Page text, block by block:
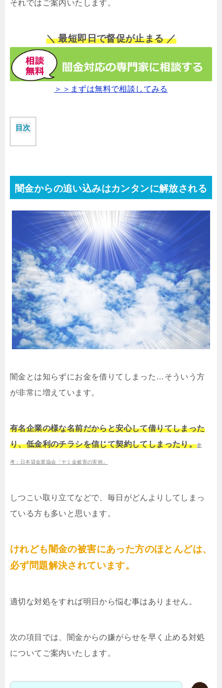
それではご案内いたします。
＼ 最短即日で督促が止まる ／
＞＞まずは無料で相談してみる
目次
闇金からの追い込みはカンタンに解放される
闇金とは知らずにお金を借りてしまった…そういう方
が非常に増えています。
有名企業の様な名前だからと安心して借りてしまった
り、低金利のチラシを信じて契約してしまったり。参
考：日本貸金業協会「ヤミ金被害の実例」
しつこい取り立てなどで、毎日がどんよりしてしまっ
ている方も多いと思います。
けれども闇金の被害にあった方のほとんどは、
必ず問題解決されています。
適切な対処をすれば明日から悩む事はありません。
次の項目では、闇金からの嫌がらせを早く止める対処
についてご案内いたします。